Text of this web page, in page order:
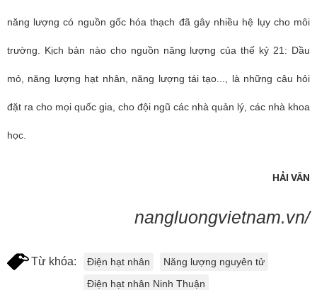
năng lượng có nguồn gốc hóa thạch đã gây nhiều hệ lụy cho môi
trường. Kịch bản nào cho nguồn năng lượng của thế kỷ 21: Dầu
mỏ, năng lượng hạt nhân, năng lượng tái tạo..., là những câu hỏi
đặt ra cho mọi quốc gia, cho đội ngũ các nhà quản lý, các nhà khoa
học.
HẢI VÂN
nangluongvietnam.vn/
Từ khóa: Điện hạt nhân
Năng lượng nguyên tử
Điện hạt nhân Ninh Thuận